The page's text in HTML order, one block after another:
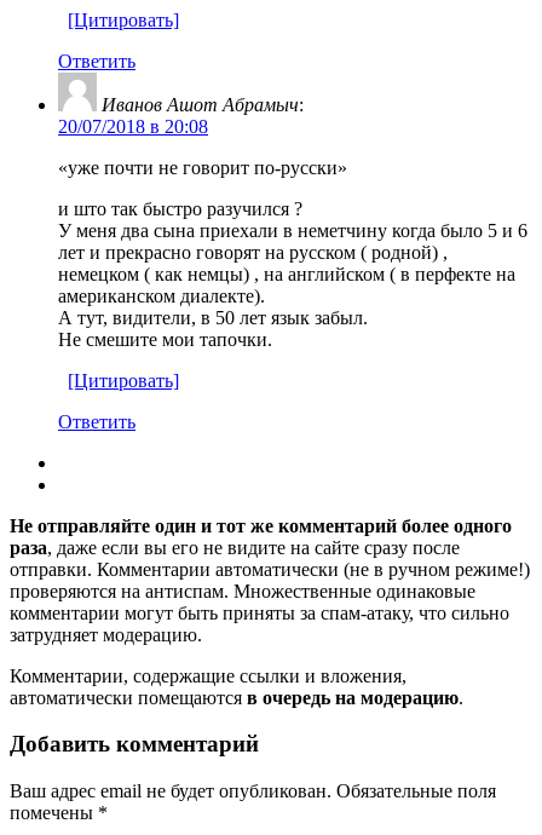
[Цитировать]
Ответить
Иванов Ашот Абрамыч:
20/07/2018 в 20:08
«уже почти не говорит по-русски»
и што так быстро разучился ?
У меня два сына приехали в неметчину когда было 5 и 6
лет и прекрасно говорят на русском ( родной) ,
немецком ( как немцы) , на английском ( в перфекте на
американском диалекте).
А тут, видители, в 50 лет язык забыл.
Не смешите мои тапочки.
[Цитировать]
Ответить
Не отправляйте один и тот же комментарий более одного
раза, даже если вы его не видите на сайте сразу после
отправки. Комментарии автоматически (не в ручном режиме!)
проверяются на антиспам. Множественные одинаковые
комментарии могут быть приняты за спам-атаку, что сильно
затрудняет модерацию.
Комментарии, содержащие ссылки и вложения,
автоматически помещаются в очередь на модерацию.
Добавить комментарий
Ваш адрес email не будет опубликован. Обязательные поля
помечены *